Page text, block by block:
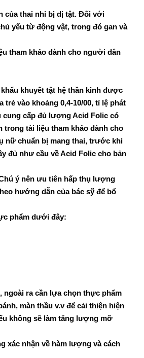
của thai nhi bị dị tật. Đối với
yếu từ động vật, trong đó gan và
tham khảo dành cho người dân
khuyết tật hệ thần kinh được
vào khoảng 0,4-10/00, tỉ lệ phát
cung cấp đủ lượng Acid Folic có
trong tài liệu tham khảo dành cho
nữ chuẩn bị mang thai, trước khi
đủ như cầu về Acid Folic cho bản
ý nên ưu tiên hấp thụ lượng
hướng dẫn của bác sỹ để bổ
phẩm dưới đây:
ngoài ra cần lựa chọn thực phẩm
màn thầu v.v để cải thiện hiện
không sẽ làm tăng lượng mỡ
xác nhận về hàm lượng và cách